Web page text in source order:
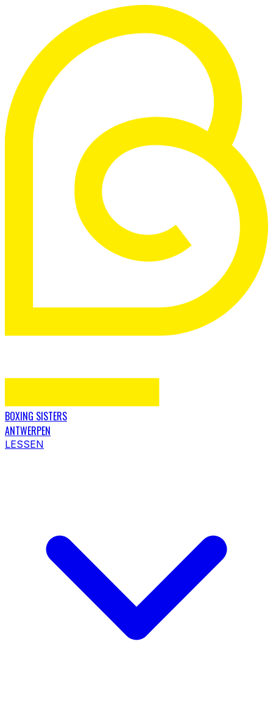
BOXING SISTERS
ANTWERPEN
LESSEN